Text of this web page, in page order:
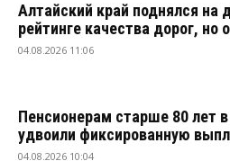
Алтайский край поднялся на
рейтинге качества дорог, но
04.08.2026 11:06
Пенсионерам старше 80 лет
удвоили фиксированную
04.08.2026 10:04